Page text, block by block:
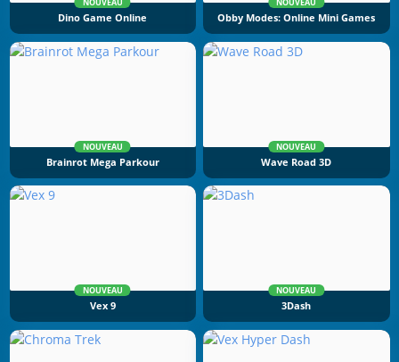
NOUVEAU
Dino Game Online
NOUVEAU
Obby Modes: Online Mini Games
NOUVEAU
Brainrot Mega Parkour
NOUVEAU
Wave Road 3D
NOUVEAU
Vex 9
NOUVEAU
3Dash